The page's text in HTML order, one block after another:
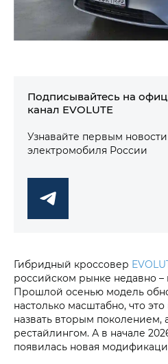
Подписывайтесь на
канал EVOLUTE
Узнавайте первым
электромобиля России
Гибридный кроссовер
российском рынке недавно –
Прошлой осенью модель
настолько масштабно, что
назвать вторым поколением,
рестайлингом. А в начале
появилась новая